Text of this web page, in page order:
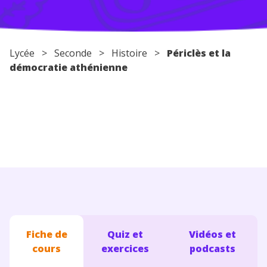
Conseils pour les parents
Lycée > Seconde > Histoire > Périclès et la
démocratie athénienne
Fiche de
cours
Quiz et
exercices
Vidéos et
podcasts